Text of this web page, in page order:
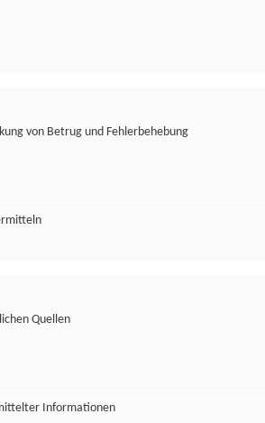
von Betrug und Fehlerbehebung
Quellen
Informationen